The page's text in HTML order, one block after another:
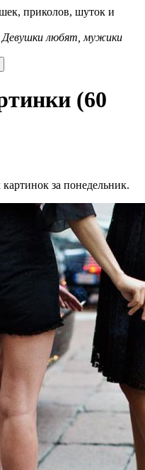
приколов, шуток и
Девушки любят, мужики
(60
за понедельник.